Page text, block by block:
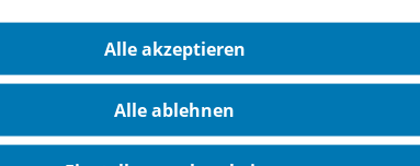
Test: Kommanditgesellschaft
Gesellschaftsvertrag, Firma,
Alle akzeptieren
Alle ablehnen